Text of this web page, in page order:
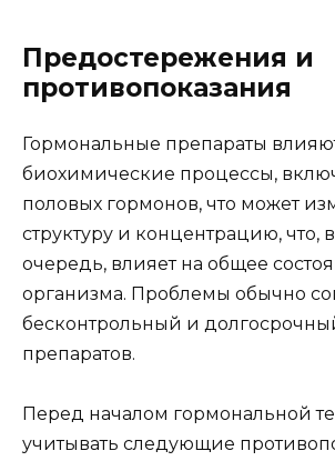
Предостережения и
противопоказания
Гормональные препараты
биохимические процессы,
половых гормонов, что может
структуру и концентрацию, что,
очередь, влияет на общее
организма. Проблемы обычно
бесконтрольный и
препаратов.
Перед началом гормональной
учитывать следующие